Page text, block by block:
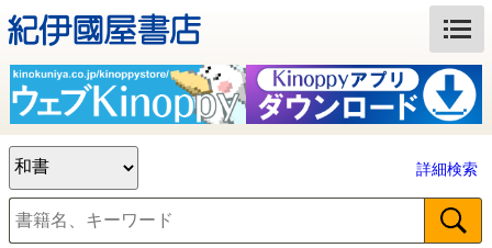
詳細検索